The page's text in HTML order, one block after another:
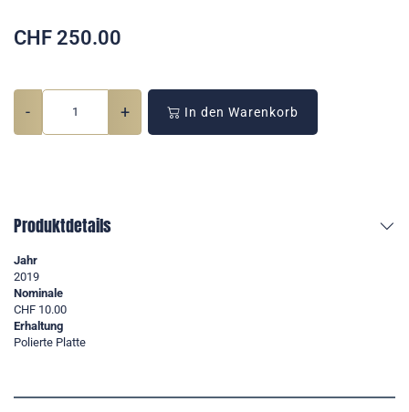
CHF 250.00
- + In den Warenkorb
Produktdetails
Jahr
2019
Nominale
CHF 10.00
Erhaltung
Polierte Platte